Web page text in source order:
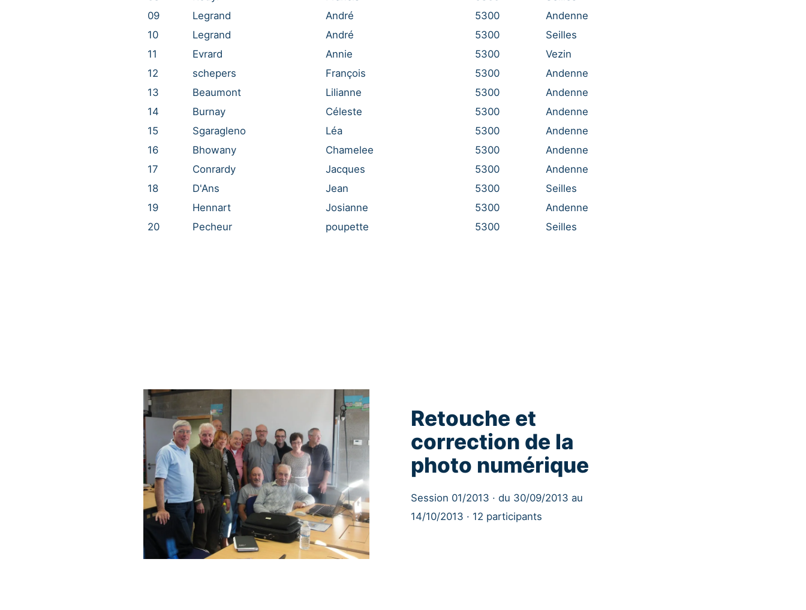
09
Legrand André 5300
Andenne
10
Legrand André 5300
Seilles
11
Evrard Annie 5300
Vezin
12
schepers François 5300
Andenne
13
Beaumont Lilianne 5300
Andenne
14
Burnay Céleste 5300
Andenne
15
Sgaragleno Léa 5300
Andenne
16
Bhowany Chamelee 5300
Andenne
17
Conrardy Jacques 5300
Andenne
18
D'Ans Jean 5300
Seilles
19
Hennart Josianne 5300
Andenne
20
Pecheur poupette 5300 Seilles
Retouche et
correction de la
photo numérique
Session 01/2013 · du 30/09/2013 au
14/10/2013 · 12 participants